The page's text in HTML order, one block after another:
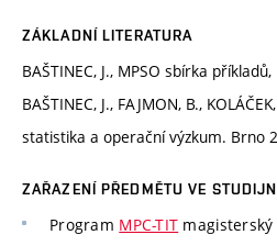
ZÁKLADNÍ LITERATURA
BAŠTINEC, J., MPSO sbírka
BAŠTINEC, J., FAJMON, B.,
statistika a operační výzkum. Brno
ZAŘAZENÍ PŘEDMĚTU VE
Program MPC-TIT magisterský